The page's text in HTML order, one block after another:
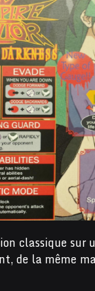
classique
de la même